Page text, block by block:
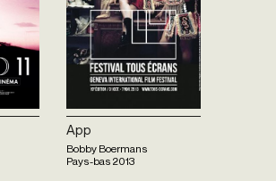
App
Bobby Boermans
Pays-bas 2013